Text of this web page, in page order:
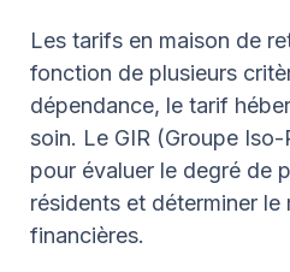
Les tarifs en maison de
fonction de plusieurs
dépendance, le tarif
soin. Le GIR (Groupe
pour évaluer le degré de
résidents et déterminer
financières.